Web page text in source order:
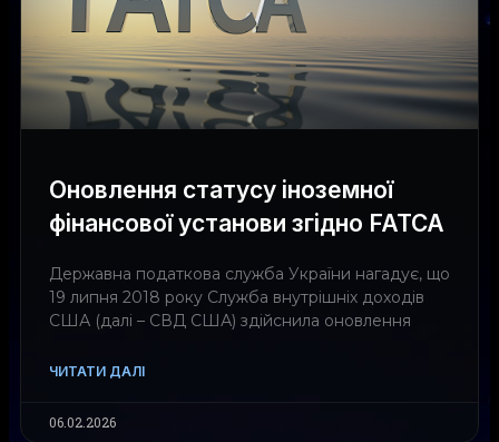
Оновлення статусу іноземної
фінансової установи згідно FATCA
Державна податкова служба України нагадує, що
19 липня 2018 року Служба внутрішніх доходів
США (далі – СВД США) здійснила оновлення
ЧИТАТИ ДАЛІ
06.02.2026